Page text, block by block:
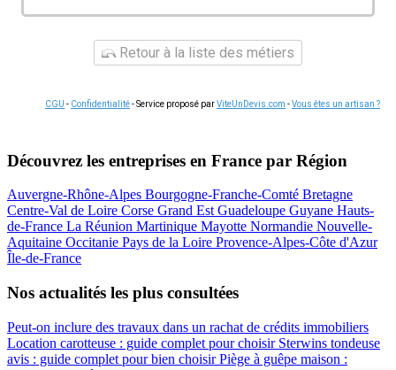
Retour à la liste des métiers
CGU - Confidentialité- Service proposé parViteUnDevis.com -Vous êtes un artisan ?
Découvrez les entreprises en France par Région
Auvergne-Rhône-Alpes Bourgogne-Franche-Comté Bretagne
Centre-Val de Loire Corse Grand EstGuadeloupe Guyane Hauts-
de-France La Réunion Martinique Mayotte Normandie Nouvelle-
Aquitaine Occitanie Pays de la Loire Provence-Alpes-Côte d'Azur
Île-de-France
Nos actualités les plus consultées
Peut-on inclure des travaux dans un rachat de crédits immobiliers
Location carotteuse : guide complet pour choisir Sterwins tondeuse
avis : guide complet pour bien choisirPiège à guêpe maison :